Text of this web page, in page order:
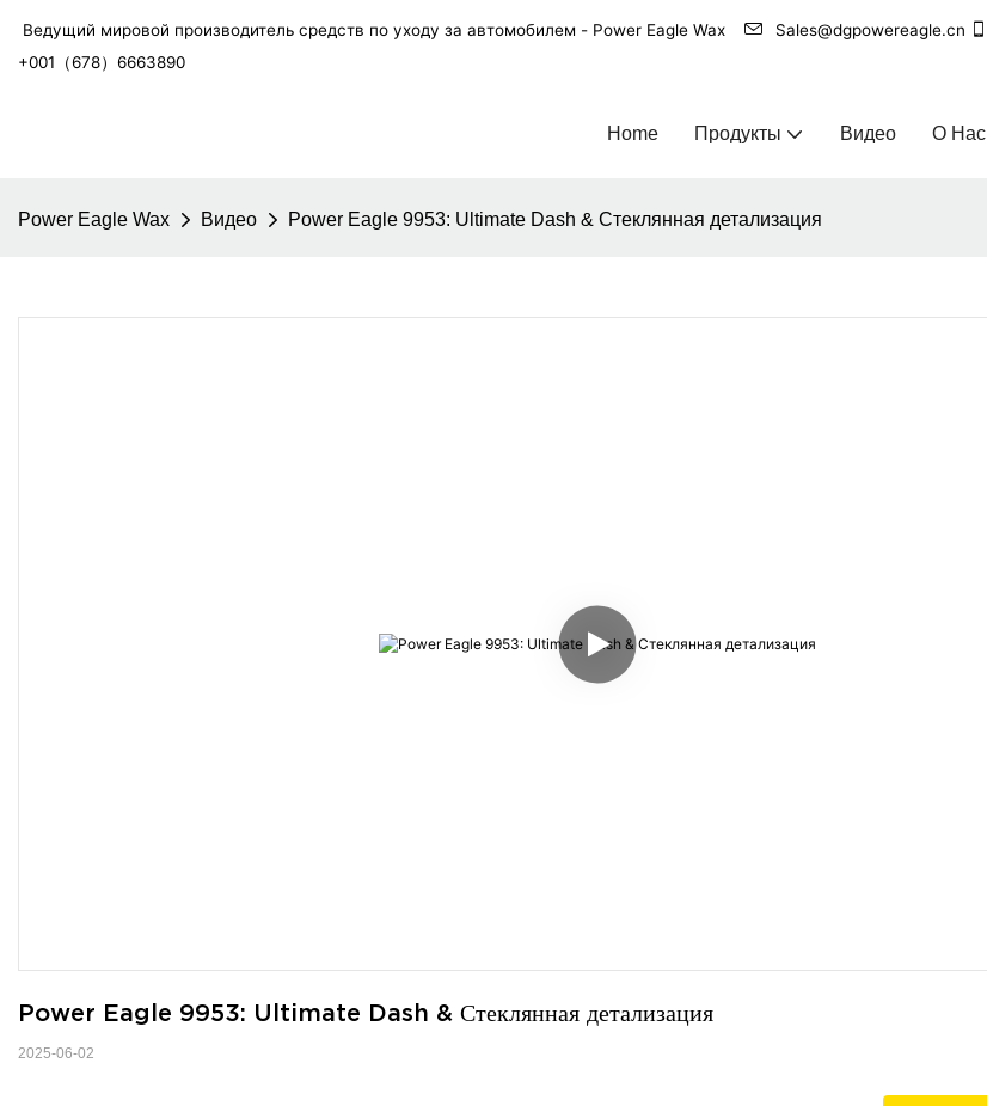
Ведущий мировой производитель средств по уходу за автомобилем - Power Eagle Wax
Sales@dgpowereagle.cn
+001（678）6663890
Home Продукты Видео О Нас
Power Eagle Wax Видео Power Eagle 9953: Ultimate Dash & Стеклянная детализация
Power Eagle 9953: Ultimate Dash & Стеклянная детализация
2025-06-02